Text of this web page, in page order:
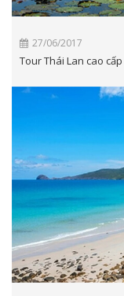
27/06/2017
Tour Thái Lan cao